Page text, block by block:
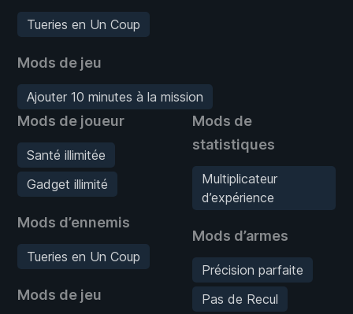
Tueries en Un Coup
Mods de jeu
Ajouter 10 minutes à la mission
Mods de joueur
Santé illimitée
Gadget illimité
Mods d’ennemis
Tueries en Un Coup
Mods de jeu
Mods de
statistiques
Multiplicateur
d’expérience
Mods d’armes
Précision parfaite
Pas de Recul